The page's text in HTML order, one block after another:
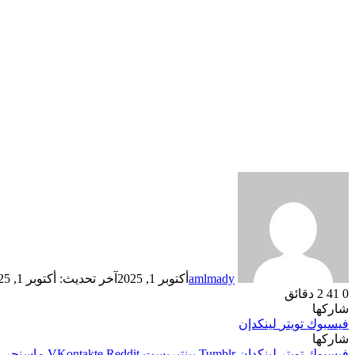
amlmady أكتوبر 1, 2025
آخر تحديث: أكتوبر 1, 2025
0
2 دقائق
شاركها
فيسبوك تويتر لينكدإن
شاركها